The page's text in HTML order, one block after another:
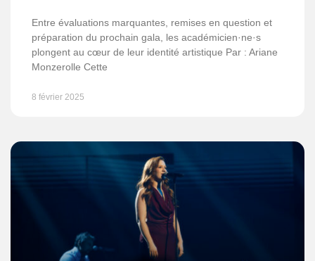
Entre évaluations marquantes, remises en question et
préparation du prochain gala, les académicien·ne·s
plongent au cœur de leur identité artistique Par : Ariane
Monzerolle Cette
8 février 2025